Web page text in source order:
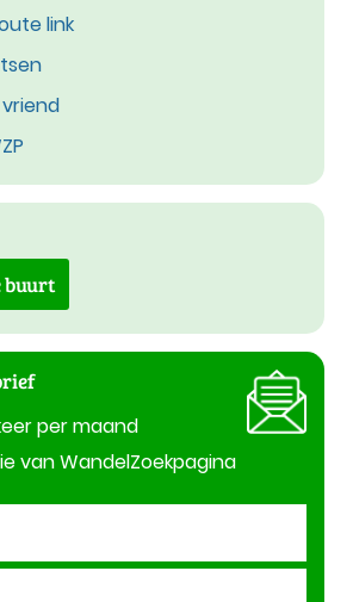
link
buurt
per maand
van WandelZoekpagina